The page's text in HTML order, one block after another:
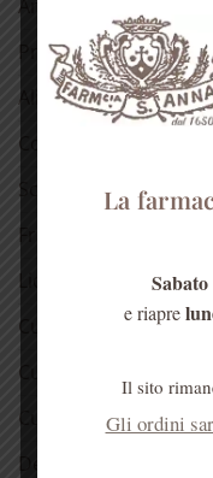
Antichi rimedi naturali
Prodotti dell’alveare
Alimentari
Confetture
Sciroppo di rose
Fragranze del Carmelo
Liquori
Cura della pelle
Cura dei capelli
Cura della bocca
Detergenti
La
Sabato
e riapre
Il sito
Gli ordini